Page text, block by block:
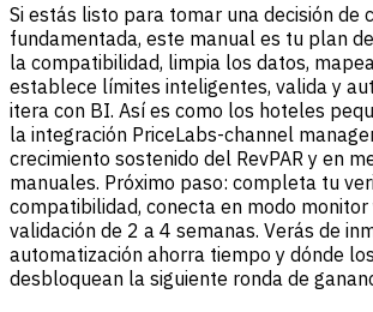
Si estás listo para tomar una decisión de
fundamentada, este manual es tu plan
la compatibilidad, limpia los datos,
establece límites inteligentes, valida y
itera con BI. Así es como los hoteles
la integración PriceLabs-channel
crecimiento sostenido del RevPAR y en
manuales. Próximo paso: completa tu
compatibilidad, conecta en modo monitor
validación de 2 a 4 semanas. Verás de
automatización ahorra tiempo y dónde
desbloquean la siguiente ronda de